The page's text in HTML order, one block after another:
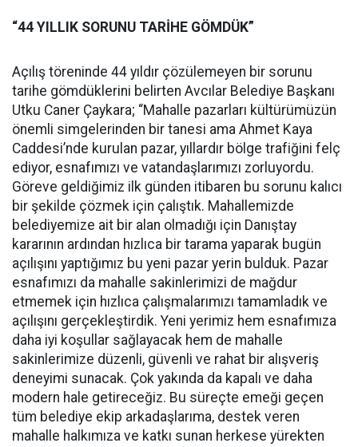
“44 YILLIK SORUNU TARİHE GÖMDÜK”
Açılış töreninde 44 yıldır çözülemeyen bir sorunu
tarihe gömdüklerini belirten Avcılar Belediye Başkanı
Utku Caner Çaykara; “Mahalle pazarları kültürümüzün
önemli simgelerinden bir tanesi ama Ahmet Kaya
Caddesi’nde kurulan pazar, yıllardır bölge trafiğini felç
ediyor, esnafımızı ve vatandaşlarımızı zorluyordu.
Göreve geldiğimiz ilk günden itibaren bu sorunu kalıcı
bir şekilde çözmek için çalıştık. Mahallemizde
belediyemize ait bir alan olmadığı için Danıştay
kararının ardından hızlıca bir tarama yaparak bugün
açılışını yaptığımız bu yeni pazar yerin bulduk. Pazar
esnafımızı da mahalle sakinlerimizi de mağdur
etmemek için hızlıca çalışmalarımızı tamamladık ve
açılışını gerçekleştirdik. Yeni yerimiz hem esnafımıza
daha iyi koşullar sağlayacak hem de mahalle
sakinlerimize düzenli, güvenli ve rahat bir alışveriş
deneyimi sunacak. Çok yakında da kapalı ve daha
modern hale getireceğiz. Bu süreçte emeği geçen
tüm belediye ekip arkadaşlarıma, destek veren
mahalle halkımıza ve katkı sunan herkese yürekten